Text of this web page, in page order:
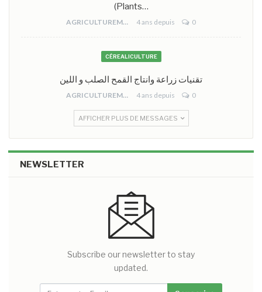
(plants…
AGRICULTUREMONO 4 ans depuis 0
CÉREALICULTURE
تقنيات زراعة وانتاج القمح الصلب و اللين
AGRICULTUREMONO 4 ans depuis 0
AFFICHER PLUS DE MESSAGES
NEWSLETTER
Subscribe our newsletter to stay
updated.